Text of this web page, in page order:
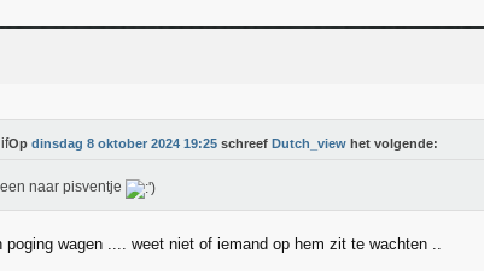
Op dinsdag 8 oktober 2024 19:25 schreef Dutch_view het volgende:
naar pisventje
poging wagen .... weet niet of iemand op hem zit te wachten ..